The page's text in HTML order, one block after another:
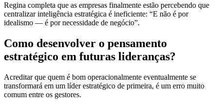
Regina completa que as empresas finalmente estão percebendo que
centralizar inteligência estratégica é ineficiente: “E não é por
idealismo — é por necessidade de negócio”.
Como desenvolver o pensamento
estratégico em futuras lideranças?
Acreditar que quem é bom operacionalmente eventualmente se
transformará em um líder estratégico de primeira, é um erro muito
comum entre os gestores.